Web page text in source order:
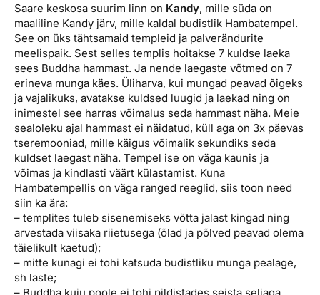
Saare keskosa suurim linn on Kandy, mille süda on
maaliline Kandy järv, mille kaldal budistlik Hambatempel.
See on üks tähtsamaid templeid ja palverändurite
meelispaik. Sest selles templis hoitakse 7 kuldse laeka
sees Buddha hammast. Ja nende laegaste võtmed on 7
erineva munga käes. Üliharva, kui mungad peavad õigeks
ja vajalikuks, avatakse kuldsed luugid ja laekad ning on
inimestel see harras võimalus seda hammast näha. Meie
sealoleku ajal hammast ei näidatud, küll aga on 3x päevas
tseremooniad, mille käigus võimalik sekundiks seda
kuldset laegast näha. Tempel ise on väga kaunis ja
võimas ja kindlasti väärt külastamist. Kuna
Hambatempellis on väga ranged reeglid, siis toon need
siin ka ära:
– templites tuleb sisenemiseks võtta jalast kingad ning
arvestada viisaka riietusega (õlad ja põlved peavad olema
täielikult kaetud);
– mitte kunagi ei tohi katsuda budistliku munga pealage,
sh laste;